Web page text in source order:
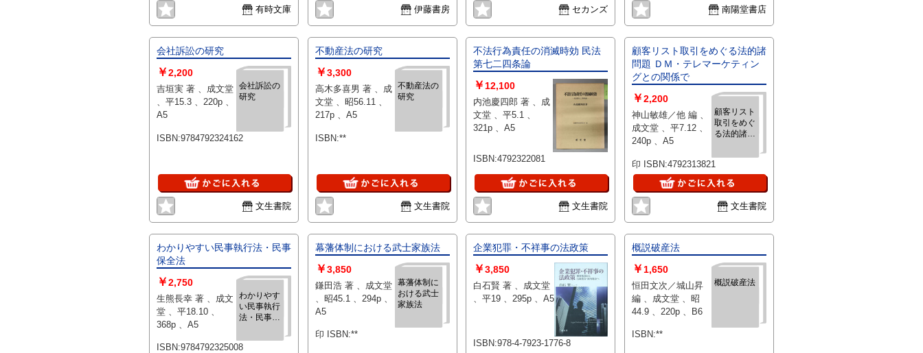
有時文庫 伊藤書房 セカンズ 南陽堂書店
会社訴訟の研究
会社訴訟の
研究
￥2,200
吉垣実 著 、成文堂
、平15.3 、220p 、
A5
ISBN:9784792324162
文生書院
不動産法の研究
不動産法の
研究
￥3,300
高木多喜男 著 、成
文堂 、昭56.11 、
217p 、A5
ISBN:**
文生書院
不法行為責任の消滅時効 民法
第七二四条論
￥12,100
内池慶四郎 著 、成
文堂 、平5.1 、
321p 、A5
ISBN:4792322081
文生書院
顧客リスト取引をめぐる法的諸
問題 ＤＭ・テレマーケティン
グとの関係で
顧客リスト
取引をめぐ
る法的諸問
レマーケテ
ィングとの
関係で
￥2,200
神山敏雄／他 編 、
成文堂 、平7.12 、
240p 、A5
印 ISBN:4792313821
文生書院
わかりやすい民事執行法・民事
保全法
わかりやす
い民事執行
法・民事保
￥2,750
生熊長幸 著 、成文
堂 、平18.10 、
368p 、A5
ISBN:9784792325008
幕藩体制における武士家族法
幕藩体制に
おける武士
家族法
￥3,850
鎌田浩 著 、成文堂
、昭45.1 、294p 、
A5
印 ISBN:**
企業犯罪・不祥事の法政策
￥3,850
白石賢 著 、成文堂
、平19 、295p 、A5
ISBN:978-4-7923-1776-8
概説破産法
概説破産法
￥ 1,650
恒田文次／城山昇
編 、成文堂 、昭
44.9 、220p 、B6
ISBN:**